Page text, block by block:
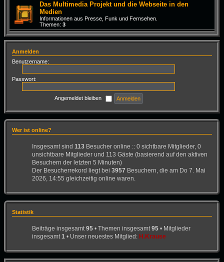
Das Multimedia Projekt und die Webseite in den
Medien
Informationen aus Presse, Funk und Fernsehen.
Themen: 3
Anmelden
Benutzername:
Passwort:
Angemeldet bleiben
Wer ist online?
Insgesamt sind 113 Besucher online :: 0 sichtbare Mitglieder, 0
unsichtbare Mitglieder und 113 Gäste (basierend auf den aktiven
Besuchern der letzten 5 Minuten)
Der Besucherrekord liegt bei 3957 Besuchern, die am Do 7. Mai
2026, 14:55 gleichzeitig online waren.
Statistik
Beiträge insgesamt 95 • Themen insgesamt 95 • Mitglieder
insgesamt 1 • Unser neuestes Mitglied: H.Krause